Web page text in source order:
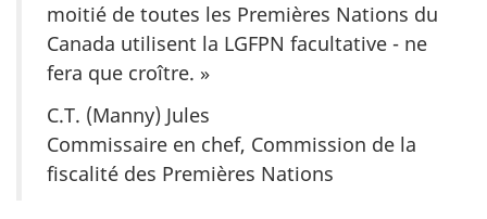
moitié de toutes les Premières Nations du
Canada utilisent la LGFPN facultative - ne
fera que croître. »
C.T. (Manny) Jules
Commissaire en chef, Commission de la
fiscalité des Premières Nations